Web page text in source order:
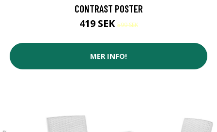
CONTRAST POSTER
419 SEK599 SEK
MER INFO!